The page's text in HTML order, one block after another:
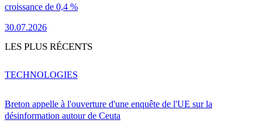
croissance de 0,4 %
30.07.2026
LES PLUS RÉCENTS
Breton appelle à l'ouverture d'une enquête de l'UE sur la
désinformation autour de Ceuta
TECHNOLOGIES